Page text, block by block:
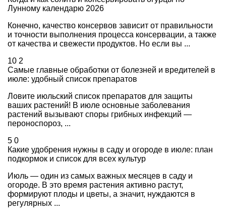
Лунному календарю 2026
Конечно, качество консервов зависит от правильности
и точности выполнения процесса консервации, а также
от качества и свежести продуктов. Но если вы ...
10 2
Самые главные обработки от болезней и вредителей в
июле: удобный список препаратов
Ловите июльский список препаратов для защиты
ваших растений! В июле основные заболевания
растений вызывают споры грибных инфекций —
пероноспороз, ...
5 0
Какие удобрения нужны в саду и огороде в июле: план
подкормок и список для всех культур
Июль — один из самых важных месяцев в саду и
огороде. В это время растения активно растут,
формируют плоды и цветы, а значит, нуждаются в
регулярных ...